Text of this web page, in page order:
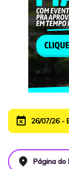
event_busy 26/07/26 -
place Página do